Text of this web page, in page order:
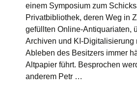
einem Symposium zum
Privatbibliothek, deren Weg in
gefüllten Online-Antiquariaten,
Archiven und KI-Digitalisierung
Ableben des Besitzers immer
Altpapier führt. Besprochen
anderem Petr …